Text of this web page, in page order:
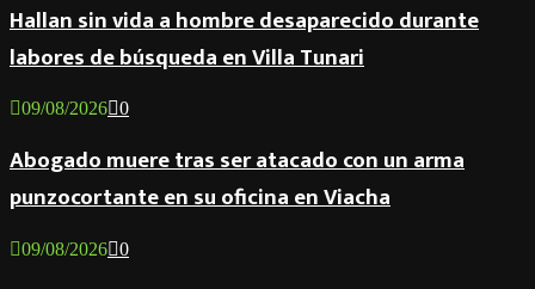
Hallan sin vida a hombre desaparecido durante
labores de búsqueda en Villa Tunari
09/08/2026 0
Abogado muere tras ser atacado con un arma
punzocortante en su oficina en Viacha
09/08/2026 0